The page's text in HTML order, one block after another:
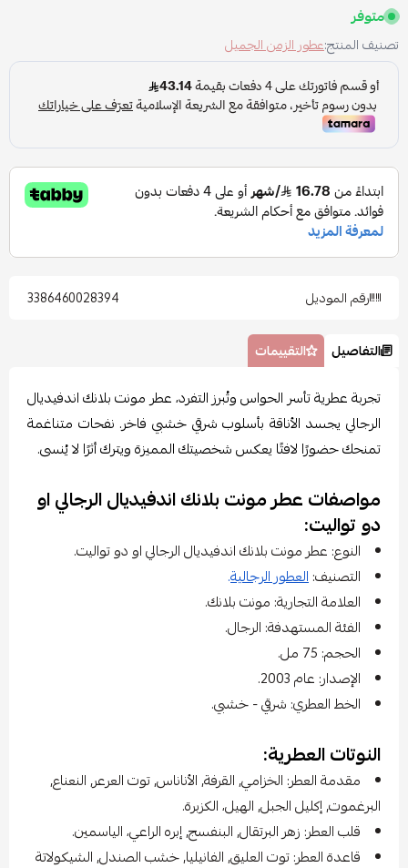
متوفر
تصنيف المنتج:عطور الزمن الجميل
رقم الموديل 3386460028394
التفاصيل التقييمات
تجربة عطرية تأسر الحواس وتُبرز التفرد، عطر مونت بلانك اندفيديال
الرجالي يجسد الأناقة بأسلوب شرقي خشبي فاخر. نفحات متناغمة
تمنحك حضورًا لافتًا يعكس شخصيتك المميزة ويترك أثرًا لا يُنسى.
مواصفات عطر مونت بلانك اندفيديال الرجالي او
دو تواليت:
النوع: عطر مونت بلانك اندفيديال الرجالي او دو تواليت.
التصنيف:العطور الرجالية.
العلامة التجارية: مونت بلانك.
الفئة المستهدفة: الرجال.
الحجم: 75 مل.
الإصدار: عام 2003.
الخط العطري: شرقي - خشبي.
النوتات العطرية:
مقدمة العطر: الخزامي, القرفة, الأناناس, توت العرعر, النعناع,
البرغموت, إكليل الجبل, الهيل، الكزبرة.
قلب العطر: زهر البرتقال, البنفسج, إبره الراعي، الياسمين.
قاعدة العطر: توت العليق, الفانيليا, خشب الصندل, الشيكولاتة